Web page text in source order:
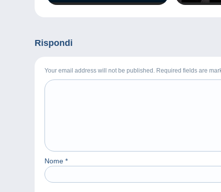
Rispondi
Your email address will not be published. Required fields are
Nome *